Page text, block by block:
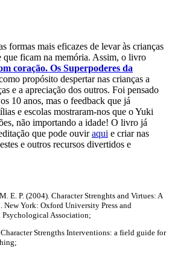
formas mais eficazes de levar às crianças
que ficam na memória. Assim, o livro
coração. Os Superpoderes da
propósito despertar nas crianças a
e a apreciação dos outros. Foi pensado
10 anos, mas o feedback que já
e escolas mostraram-nos que o Yuki
não importando a idade! O livro já
que pode ouviraqui e criar nas
e outros recursos divertidos e
E. P. (2004). Character Strenghts and Virtues: A
York: Oxford University Press and
Association;
Strengths Interventions: a field guide for